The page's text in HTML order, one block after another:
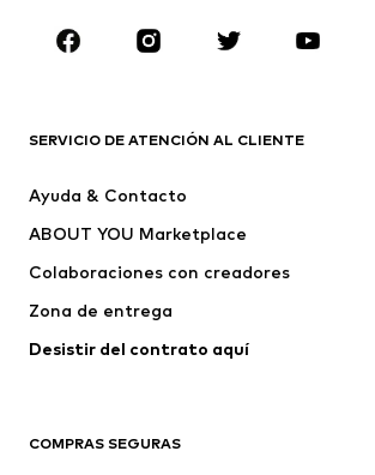
Zapatos
Deporte
Vestidos
Camisetas y tops
Chaquetas
Jerséis y punto
Ropa interior
Abrigos
Tallas grandes
SERVICIO DE ATENCIÓN AL CLIENTE
Ayuda & Contacto
ABOUT YOU Marketplace
Colaboraciones con creadores
Zona de entrega
Desistir del contrato aquí
COMPRAS SEGURAS